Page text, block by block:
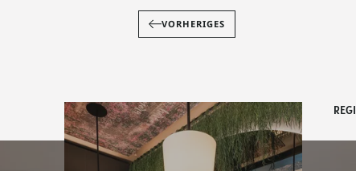
VORHERIGES